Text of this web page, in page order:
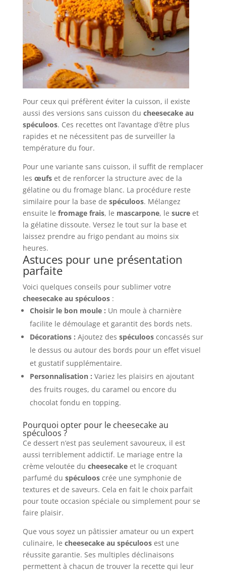
Pour ceux qui préfèrent éviter la cuisson, il existe
aussi des versions sans cuisson du cheesecake au
spéculoos. Ces recettes ont l’avantage d’être plus
rapides et ne nécessitent pas de surveiller la
température du four.
Pour une variante sans cuisson, il suffit de remplacer
les œufset de renforcer la structure avec de la
gélatine ou du fromage blanc. La procédure reste
similaire pour la base de spéculoos. Mélangez
ensuite le fromage frais, le mascarpone, le sucreet
la gélatine dissoute. Versez le tout sur la base et
laissez prendre au frigo pendant au moins six
heures.
Astuces pour une présentation
parfaite
Voici quelques conseils pour sublimer votre
cheesecake au spéculoos:
Choisir le bon moule : Un moule à charnière
facilite le démoulage et garantit des bords nets.
Décorations : Ajoutez des spéculoosconcassés sur
le dessus ou autour des bords pour un effet visuel
et gustatif supplémentaire.
Personnalisation : Variez les plaisirs en ajoutant
des fruits rouges, du caramel ou encore du
chocolat fondu en topping.
Pourquoi opter pour le cheesecake au
spéculoos ?
Ce dessert n’est pas seulement savoureux, il est
aussi terriblement addictif. Le mariage entre la
crème veloutée du cheesecakeet le croquant
parfumé du spéculooscrée une symphonie de
textures et de saveurs. Cela en fait le choix parfait
pour toute occasion spéciale ou simplement pour se
faire plaisir.
Que vous soyez un pâtissier amateur ou un expert
culinaire, le cheesecake au spéculoosest une
réussite garantie. Ses multiples déclinaisons
permettent à chacun de trouver la recette qui leur